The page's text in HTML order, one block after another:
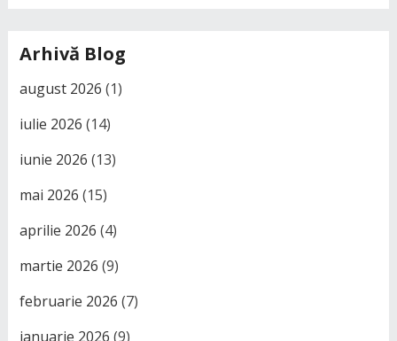
Arhivă Blog
august 2026 (1)
iulie 2026 (14)
iunie 2026 (13)
mai 2026 (15)
aprilie 2026 (4)
martie 2026 (9)
februarie 2026 (7)
ianuarie 2026 (9)